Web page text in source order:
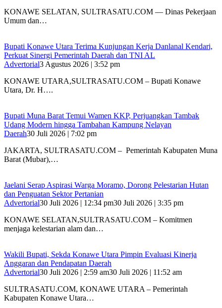
KONAWE SELATAN, SULTRASATU.COM — Dinas Pekerjaan
Umum dan…
Bupati Konawe Utara Terima Kunjungan Kerja Danlanal Kendari,
Perkuat Sinergi Pemerintah Daerah dan TNI AL
Advertorial3 Agustus 2026 | 3:52 pm
‎KONAWE UTARA,SULTRASATU.COM – Bupati Konawe
Utara, Dr. H….
‎Bupati Muna Barat Temui Wamen KKP, Perjuangkan Tambak
Udang Modern hingga Tambahan Kampung Nelayan
Daerah30 Juli 2026 | 7:02 pm
‎JAKARTA, SULTRASATU.COM – Pemerintah Kabupaten Muna
Barat (Mubar),…
Jaelani Serap Aspirasi Warga Moramo, Dorong Pelestarian Hutan
dan Penguatan Sektor Pertanian
Advertorial30 Juli 2026 | 12:34 pm30 Juli 2026 | 3:35 pm
KONAWE SELATAN,SULTRASATU.COM – Komitmen
menjaga kelestarian alam dan…
Wakili Bupati, Sekda Konawe Utara Pimpin Evaluasi Kinerja
Anggaran dan Pendapatan Daerah
Advertorial30 Juli 2026 | 2:59 am30 Juli 2026 | 11:52 am
SULTRASATU.COM, KONAWE UTARA – Pemerintah
Kabupaten Konawe Utara…